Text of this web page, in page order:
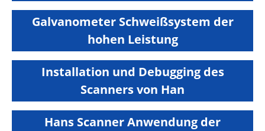
Galvanometer Schweißsystem der
hohen Leistung
Installation und Debugging des
Scanners von Han
Hans Scanner Anwendung der